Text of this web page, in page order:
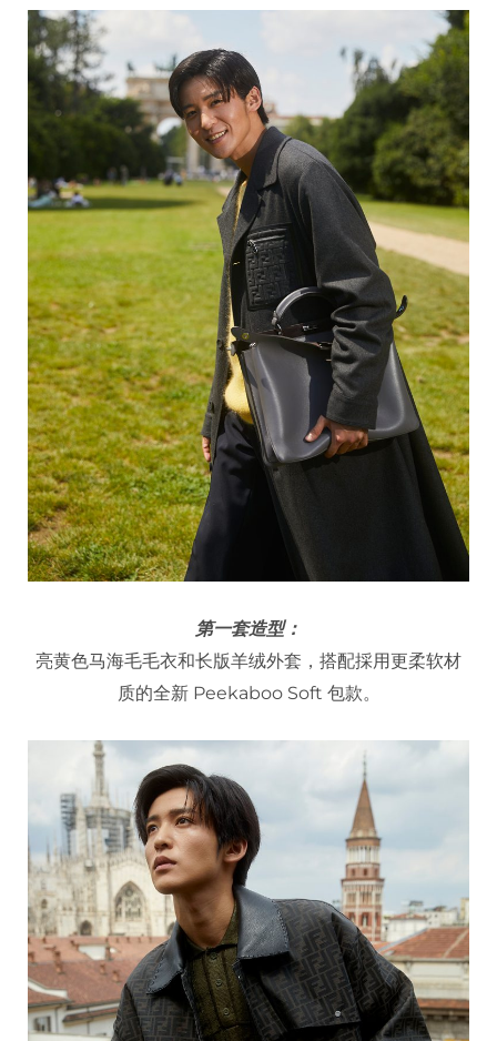
第一套造型：
亮黄色马海毛毛衣和长版羊绒外套，搭配採用更柔软材
质的全新 Peekaboo Soft 包款。